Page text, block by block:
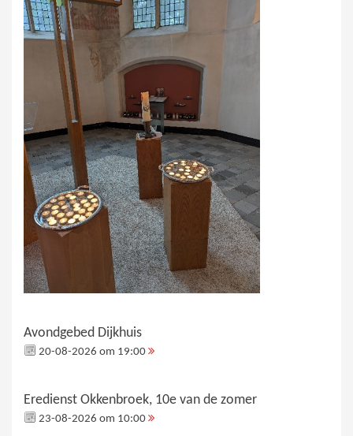
Avondgebed Dijkhuis
20-08-2026 om 19:00
Eredienst Okkenbroek, 10e van de zomer
23-08-2026 om 10:00